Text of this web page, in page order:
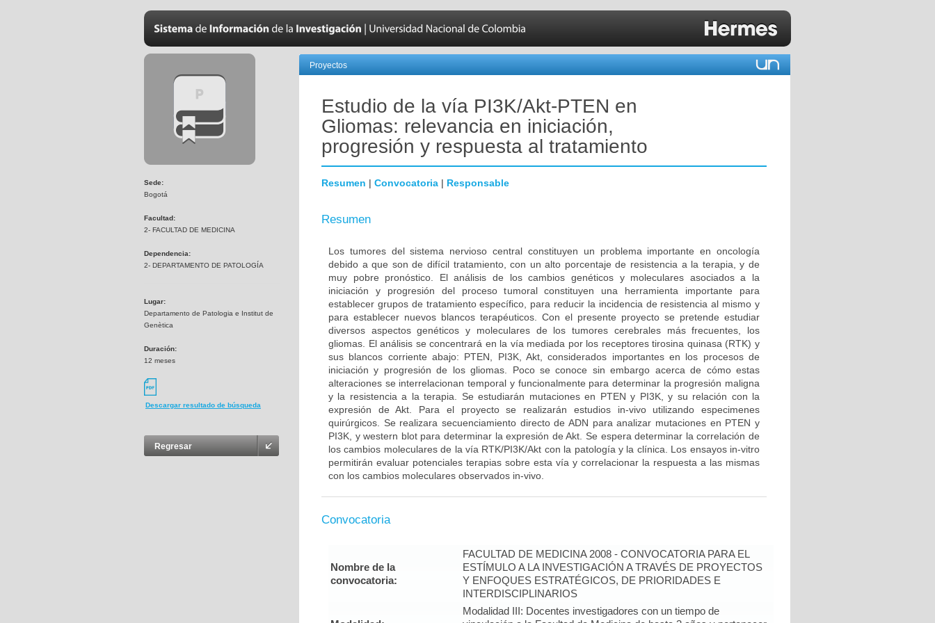
Sede:
Bogotá
Facultad:
2- FACULTAD DE MEDICINA
Dependencia:
2- DEPARTAMENTO DE PATOLOGÍA
Lugar:
Departamento de Patologia e Institut de
Genètica
Duración:
12 meses
Descargar resultado de búsqueda
Regresar
Proyectos
Estudio de la vía PI3K/Akt-PTEN en
Gliomas: relevancia en iniciación,
progresión y respuesta al tratamiento
Resumen | Convocatoria | Responsable
Resumen
Los tumores del sistema nervioso central constituyen un problema importante en oncología
debido a que son de difícil tratamiento, con un alto porcentaje de resistencia a la terapia, y de
muy pobre pronóstico. El análisis de los cambios genéticos y moleculares asociados a la
iniciación y progresión del proceso tumoral constituyen una herramienta importante para
establecer grupos de tratamiento específico, para reducir la incidencia de resistencia al mismo y
para establecer nuevos blancos terapéuticos. Con el presente proyecto se pretende estudiar
diversos aspectos genéticos y moleculares de los tumores cerebrales más frecuentes, los
gliomas. El análisis se concentrará en la vía mediada por los receptores tirosina quinasa (RTK) y
sus blancos corriente abajo: PTEN, PI3K, Akt, considerados importantes en los procesos de
iniciación y progresión de los gliomas. Poco se conoce sin embargo acerca de cómo estas
alteraciones se interrelacionan temporal y funcionalmente para determinar la progresión maligna
y la resistencia a la terapia. Se estudiarán mutaciones en PTEN y PI3K, y su relación con la
expresión de Akt. Para el proyecto se realizarán estudios in-vivo utilizando especimenes
quirúrgicos. Se realizara secuenciamiento directo de ADN para analizar mutaciones en PTEN y
PI3K, y western blot para determinar la expresión de Akt. Se espera determinar la correlación de
los cambios moleculares de la vía RTK/PI3K/Akt con la patología y la clínica. Los ensayos in-vitro
permitirán evaluar potenciales terapias sobre esta vía y correlacionar la respuesta a las mismas
con los cambios moleculares observados in-vivo.
Convocatoria
Nombre de la
convocatoria:
FACULTAD DE MEDICINA 2008 - CONVOCATORIA PARA EL
ESTÍMULO A LA INVESTIGACIÓN A TRAVÉS DE PROYECTOS
Y ENFOQUES ESTRATÉGICOS, DE PRIORIDADES E
INTERDISCIPLINARIOS
Modalidad III: Docentes investigadores con un tiempo de